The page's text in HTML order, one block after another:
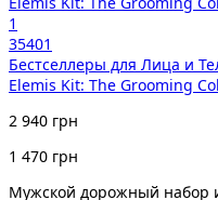
1
35401
Бестселлеры для Лица и
Elemis Kit: The Grooming
2 940 грн
1 470 грн
Мужской дорожный набор